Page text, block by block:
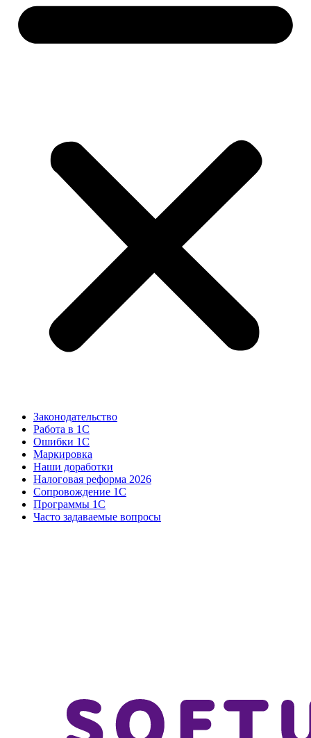
Законодательство
Работа в 1С
Ошибки 1С
Маркировка
Наши доработки
Налоговая реформа 2026
Сопровождение 1С
Программы 1С
Часто задаваемые вопросы